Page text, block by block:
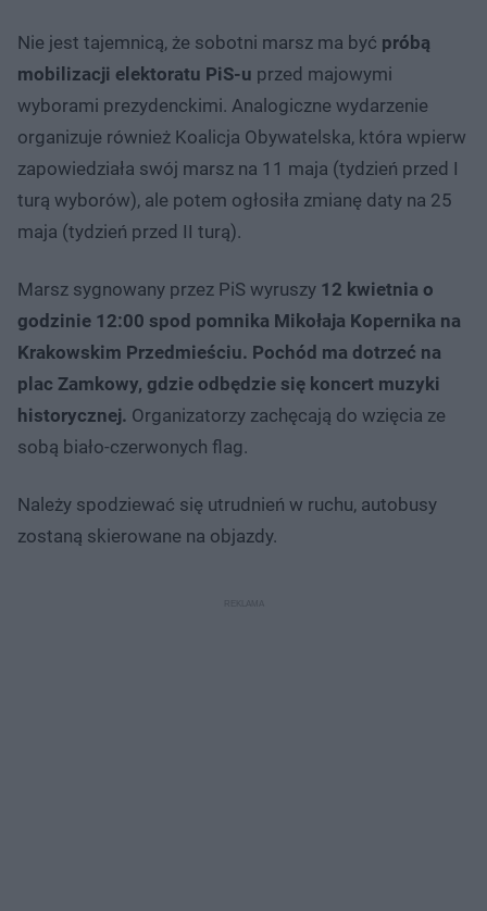
Nie jest tajemnicą, że sobotni marsz ma być próbą
mobilizacji elektoratu PiS-u przed majowymi
wyborami prezydenckimi. Analogiczne wydarzenie
organizuje również Koalicja Obywatelska, która wpierw
zapowiedziała swój marsz na 11 maja (tydzień przed I
turą wyborów), ale potem ogłosiła zmianę daty na 25
maja (tydzień przed II turą).
Marsz sygnowany przez PiS wyruszy 12 kwietnia o
godzinie 12:00 spod pomnika Mikołaja Kopernika na
Krakowskim Przedmieściu. Pochód ma dotrzeć na
plac Zamkowy, gdzie odbędzie się koncert muzyki
historycznej. Organizatorzy zachęcają do wzięcia ze
sobą biało-czerwonych flag.
Należy spodziewać się utrudnień w ruchu, autobusy
zostaną skierowane na objazdy.